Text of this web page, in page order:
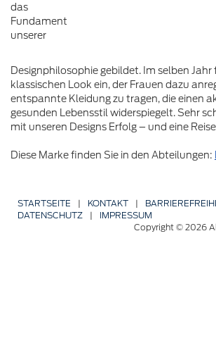
das
Fundament
unserer
Designphilosophie gebildet. Im selben
klassischen Look ein, der Frauen dazu
entspannte Kleidung zu tragen, die einen
gesunden Lebensstil widerspiegelt. Sehr
mit unseren Designs Erfolg – und eine
Diese Marke finden Sie in den Abteilungen:
STARTSEITE | KONTAKT |
DATENSCHUTZ
|
IMPRESSUM
Copyright © 2026